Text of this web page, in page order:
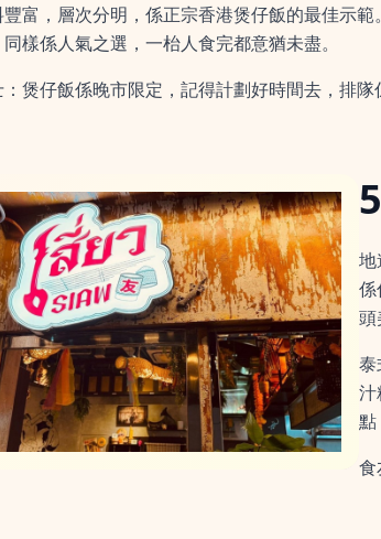
富，層次分明，係正宗香港煲仔飯的最佳示
樣係人氣之選，一枱人食完都意猶未盡。
煲仔飯係晚市限定，記得計劃好時間去，排隊
地
係
頭
泰
汁
點
食